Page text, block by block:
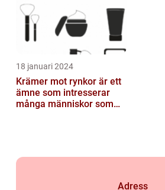
18 januari 2024
Krämer mot rynkor är ett
ämne som intresserar
många människor som
Adress